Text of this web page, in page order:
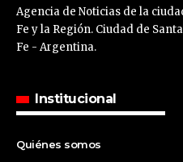
Agencia de Noticias de la
Fe y la Región. Ciudad de
Fe - Argentina.
Institucional
Quiénes somos